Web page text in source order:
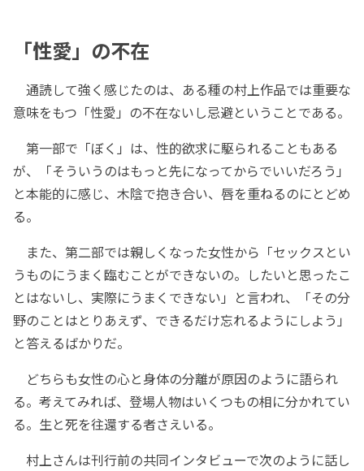
「性愛」の不在
通読して強く感じたのは、ある種の村上作品では重要な
意味をもつ「性愛」の不在ないし忌避ということである。
第一部で「ぼく」は、性的欲求に駆られることもある
が、「そういうのはもっと先になってからでいいだろう」
と本能的に感じ、木陰で抱き合い、唇を重ねるのにとどめ
る。
また、第二部では親しくなった女性から「セックスとい
うものにうまく臨むことができないの。したいと思ったこ
とはないし、実際にうまくできない」と言われ、「その分
野のことはとりあえず、できるだけ忘れるようにしよう」
と答えるばかりだ。
どちらも女性の心と身体の分離が原因のように語られ
る。考えてみれば、登場人物はいくつもの相に分かれてい
る。生と死を往還する者さえいる。
村上さんは刊行前の共同インタビューで次のように話し